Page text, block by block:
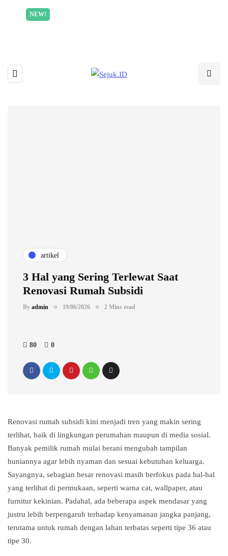
NEW!
artikel
3 Hal yang Sering Terlewat Saat
Renovasi Rumah Subsidi
By admin 19/06/2026 2 Mins read
80 0
Renovasi rumah subsidi kini menjadi tren yang makin sering
terlihat, baik di lingkungan perumahan maupun di media sosial.
Banyak pemilik rumah mulai berani mengubah tampilan
huniannya agar lebih nyaman dan sesuai kebutuhan keluarga.
Sayangnya, sebagian besar renovasi masih berfokus pada hal-hal
yang terlihat di permukaan, seperti warna cat, wallpaper, atau
furnitur kekinian. Padahal, ada beberapa aspek mendasar yang
justru lebih berpengaruh terhadap kenyamanan jangka panjang,
terutama untuk rumah dengan lahan terbatas seperti tipe 36 atau
tipe 30.